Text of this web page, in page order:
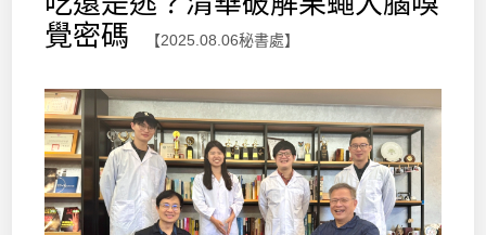
覺密碼
【2025.08.06秘書處】